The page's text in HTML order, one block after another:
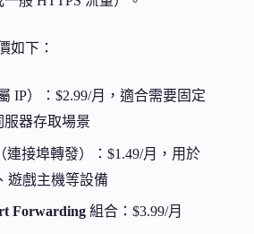
如下：
IP）：$2.99/月，適合需要固定
服器存取場景
（連接埠轉發）：$1.49/月，用於
遊戲主機等設備
Forwarding 組合：$3.99/月